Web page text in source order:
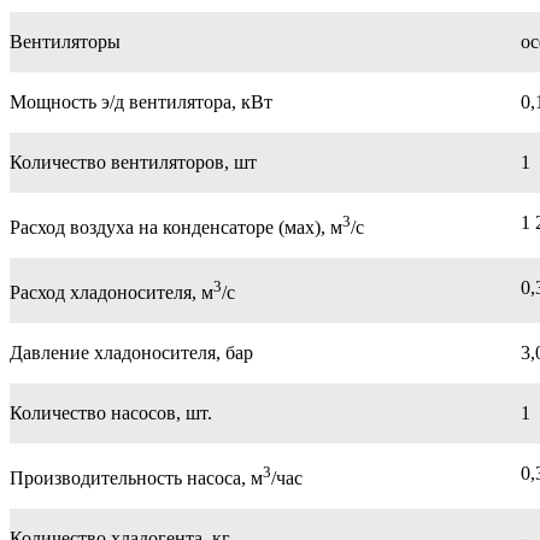
Вентиляторы
Мощность э/д вентилятора, кВт
Количество вентиляторов, шт 1
Расход воздуха на конденсаторе (мах), м3/с 1
Расход хладоносителя, м3/с
Давление хладоносителя, бар
Количество насосов, шт. 1
Производительность насоса, м3/час